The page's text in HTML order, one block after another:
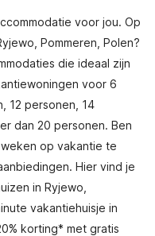
voor jou. Op
Pommeren, Polen?
die ideaal zijn
voor 6
12 personen, 14
dan 20 personen. Ben
op vakantie te
Hier vind je
in Ryjewo,
vakantiehuisje in
korting* met gratis